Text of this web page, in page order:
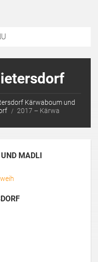
Kärwaboum und
2017 – Kärwa
MADLI